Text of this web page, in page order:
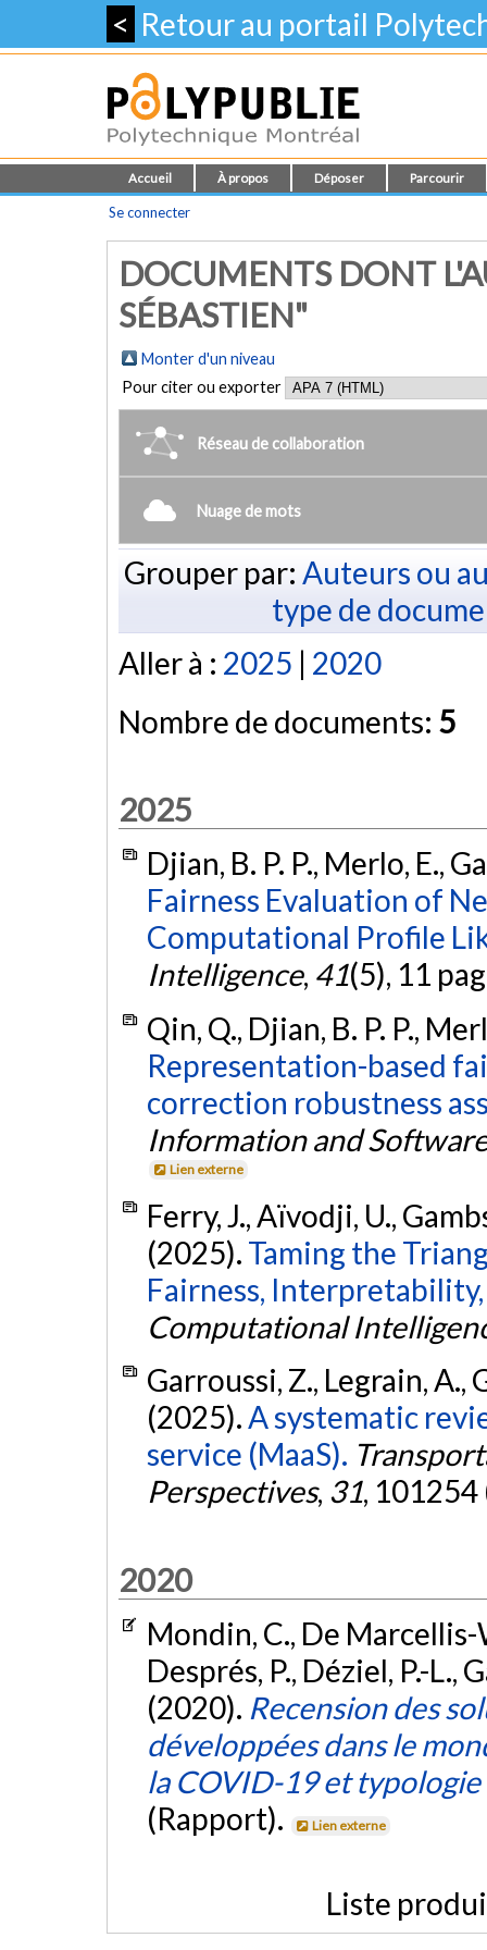
< Retour au portail
Accueil À propos Déposer Parcourir
Se connecter
DOCUMENTS DONT
SÉBASTIEN"
Monter d'un niveau
Pour citer ou exporter
Réseau de collaboration
Nuage de mots
Grouper par: Auteurs ou
type de
Aller à : 2025 | 2020
Nombre de documents: 5
2025
Djian, B. P. P., Merlo, E.,
Fairness Evaluation of
Computational Profile
Intelligence, 41(5), 11
Qin, Q., Djian, B. P. P.,
Representation-based
correction robustness
Information and
Lien externe
Ferry, J., Aïvodji, U.,
(2025). Taming the
Fairness,
Computational
Garroussi, Z., Legrain, A.,
(2025).A systematic
service (MaaS).
Perspectives, 31, 101254
2020
Mondin, C., De
Després, P., Déziel, P.-L.,
(2020). Recension des
développées dans le
la COVID-19 et
(Rapport).
Lien externe
Liste